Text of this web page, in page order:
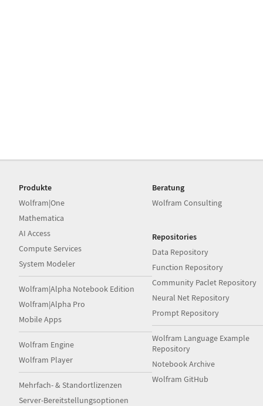
Produkte
Wolfram|One
Mathematica
AI Access
Compute Services
System Modeler
Wolfram|Alpha Notebook Edition
Wolfram|Alpha Pro
Mobile Apps
Wolfram Engine
Wolfram Player
Mehrfach- & Standortlizenzen
Server-Bereitstellungsoptionen
Beratung
Wolfram Consulting
Repositories
Data Repository
Function Repository
Community Paclet Repository
Neural Net Repository
Prompt Repository
Wolfram Language Example
Repository
Notebook Archive
Wolfram GitHub